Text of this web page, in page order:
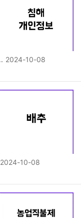
2024-10-08
2024-10-08